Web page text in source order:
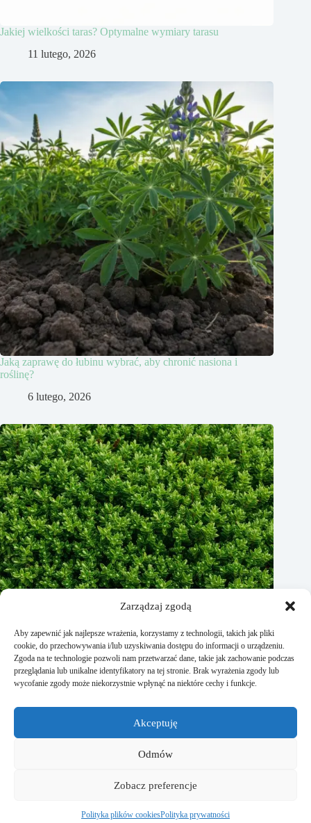
Zarządzaj zgodą
Aby zapewnić jak najlepsze wrażenia, korzystamy z technologii, takich jak pliki
cookie, do przechowywania i/lub uzyskiwania dostępu do informacji o urządzeniu.
Zgoda na te technologie pozwoli nam przetwarzać dane, takie jak zachowanie podczas
przeglądania lub unikalne identyfikatory na tej stronie. Brak wyrażenia zgody lub
wycofanie zgody może niekorzystnie wpłynąć na niektóre cechy i funkcje.
Akceptuję
Odmów
Zobacz preferencje
Polityka plików cookiesPolityka prywatności
Jakiej wielkości taras? Optymalne wymiary tarasu
11 lutego, 2026
Jaką zaprawę do łubinu wybrać, aby chronić nasiona i
roślinę?
6 lutego, 2026
Jak rozmnożyć bukszpan? Praktyczne porady
lubią kreować otaczającą ich przestrzeń na własnych
czy remontach.